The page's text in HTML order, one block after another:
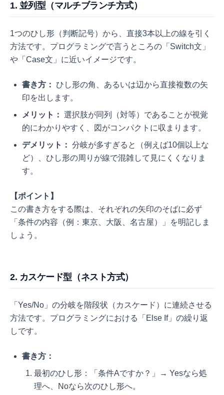
1. 並列型（マルチブランチ方式）
1つのひし形（判断記号）から、直接3本以上の線を引く
方法です。プログラミングで言うところの「Switch文」
や「Case文」に近いイメージです。
書き方：
ひし形の角、あるいは辺から直接複数の矢
印を出します。
メリット： 選択肢が同列（対等）であることが視覚
的にわかりやすく、図がコンパクトに収まります。
デメリット： 分岐が多すぎると（例えば10個以上な
ど）、ひし形の周りが線で混雑して見にくくなりま
す。
【ポイント】
この書き方をする際は、それぞれの矢印のそばに必ず
「条件の内容（例：東京、大阪、名古屋）」を明記しま
しょう。
2. カスケード型（ネスト方式）
「Yes/No」の分岐を階段状（カスケード）に連続させる
方法です。プログラミングにおける「Else If」の繰り返
しです。
書き方：
最初のひし形：「条件Aですか？」→ Yesなら処
理へ、Noなら次のひし形へ。